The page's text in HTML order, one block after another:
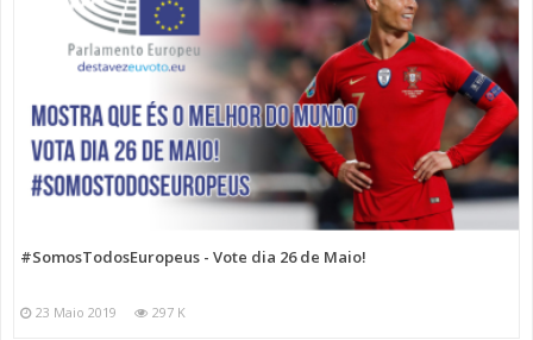
#SomosTodosEuropeus - Vote dia 26 de Maio!
23 Maio 2019 297 K